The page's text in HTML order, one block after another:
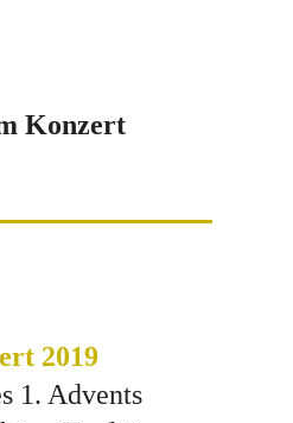
Konzert
2019
1. Advents